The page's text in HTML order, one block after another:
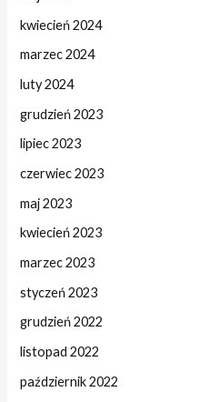
kwiecień 2024
marzec 2024
luty 2024
grudzień 2023
lipiec 2023
czerwiec 2023
maj 2023
kwiecień 2023
marzec 2023
styczeń 2023
grudzień 2022
listopad 2022
październik 2022